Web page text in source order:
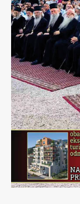
uspio.
mjerilo
Jarko se
Sječam
umjetničkog
olimpijskih